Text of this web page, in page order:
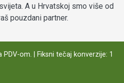
A u Hrvatskoj smo više od
pouzdani partner.
om. | Fiksni tečaj konverzije: 1